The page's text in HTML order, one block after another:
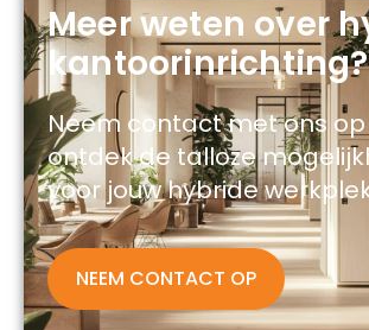
Meer weten over
kantoorinrichting?
Neem contact met ons
ontdek de talloze
voor jouw hybride
NEEM CONTACT OP